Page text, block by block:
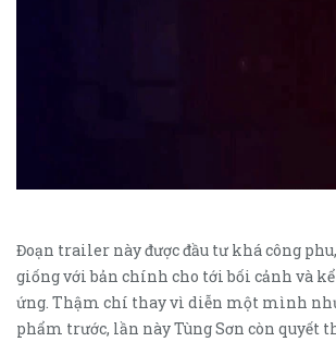
Đoạn trailer này được đầu tư khá công
giống với bản chính cho tới bối cảnh và kể
ứng. Thậm chí thay vì diễn một mình
phẩm trước, lần này Tùng Sơn còn quyết